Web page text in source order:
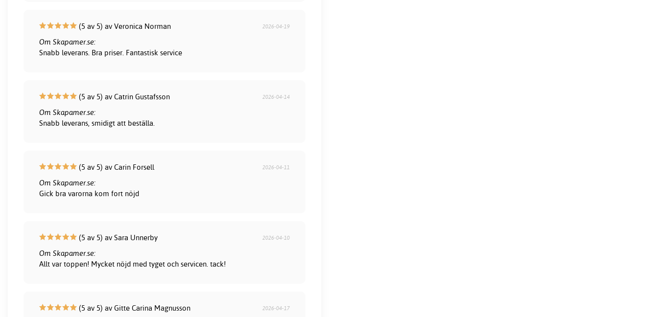
(5 av 5) av Veronica Norman 2026-04-19
Om Skapamer.se:
Snabb leverans. Bra priser. Fantastisk service
(5 av 5) av Catrin Gustafsson 2026-04-14
Om Skapamer.se:
Snabb leverans, smidigt att beställa.
(5 av 5) av Carin Forsell 2026-04-11
Om Skapamer.se:
Gick bra varorna kom fort nöjd
(5 av 5) av Sara Unnerby 2026-04-10
Om Skapamer.se:
Allt var toppen! Mycket nöjd med tyget och servicen. tack!
(5 av 5) av Gitte Carina Magnusson 2026-04-17